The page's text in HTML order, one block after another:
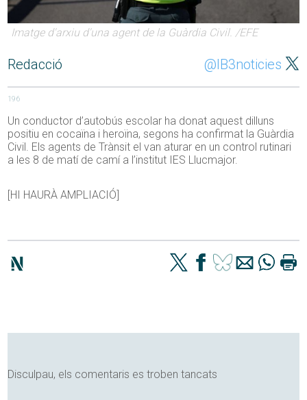
Imatge d'arxiu d'una agent de la Guàrdia Civil. /EFE
Redacció @IB3noticies
196
Un conductor d’autobús escolar ha donat aquest dilluns
positiu en cocaïna i heroïna, segons ha confirmat la Guàrdia
Civil. Els agents de Trànsit el van aturar en un control rutinari
a les 8 de matí de camí a l’institut IES Llucmajor.
[HI HAURÀ AMPLIACIÓ]
Disculpau, els comentaris es troben tancats